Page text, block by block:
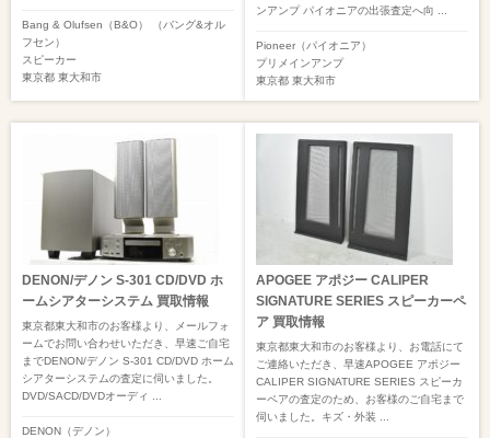
Bang & Olufsen（B&O） （バング&オル
フセン）
スピーカー
東京都 東大和市
ンアンプ パイオニアの出張査定へ向 ...
Pioneer（パイオニア）
プリメインアンプ
東京都 東大和市
DENON/デノン S-301 CD/DVD ホ
ームシアターシステム 買取情報
東京都東大和市のお客様より、メールフォ
ームでお問い合わせいただき、早速ご自宅
までDENON/デノン S-301 CD/DVD ホーム
シアターシステムの査定に伺いました。
DVD/SACD/DVDオーディ ...
DENON（デノン）
APOGEE アポジー CALIPER
SIGNATURE SERIES スピーカーペ
ア 買取情報
東京都東大和市のお客様より、お電話にて
ご連絡いただき、早速APOGEE アポジー
CALIPER SIGNATURE SERIES スピーカ
ーペアの査定のため、お客様のご自宅まで
伺いました。キズ・外装 ...